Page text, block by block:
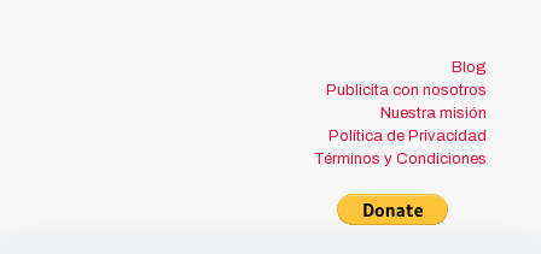
Blog
Publicita con nosotros
Nuestra misión
Política de Privacidad
Términos y Condiciones